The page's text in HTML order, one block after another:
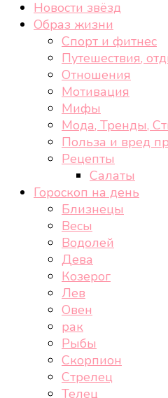
Новости звёзд
Образ жизни
Спорт и фитнес
Путешествия,
Отношения
Мотивация
Мифы
Мода, Тренды,
Польза и вред
Рецепты
Салаты
Гороскоп на день
Близнецы
Весы
Водолей
Дева
Козерог
Лев
Овен
рак
Рыбы
Скорпион
Стрелец
Телец